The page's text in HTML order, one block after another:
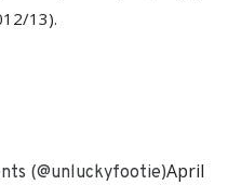
13).
(@unluckyfootie)April